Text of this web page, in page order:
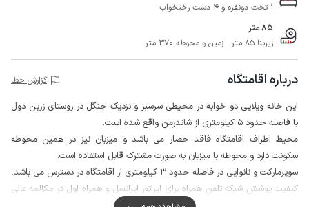
1 تخت دونفره و 4 دست رختخواب
85 متر
زیربنا 85 متر - زمین و محوطه 370 متر
درباره اقامتگاه گزارش خطا
این خانه ویلایی دو خوابه در محیطی سرسبز و نزدیک جنگل در روستای زرین دول
با فاصله حدود 5 کیلومتری از شاندرمن واقع شده است.
محیط اطراف اقامتگاه فاقد حصار می باشد و میزبان نیز در همین محوطه
سکونت دارد و محوطه با میزبان به صورت مشترک قابل استفاده است.
سوپرمارکت و نانوایی در فاصله حدود 3 کیلومتری از اقامتگاه در دسترس می باشد.
کیفیت پوشش شبکه تلفن همراه برای اپراتور ایرانسل و همراه اول در مکالمه عالی